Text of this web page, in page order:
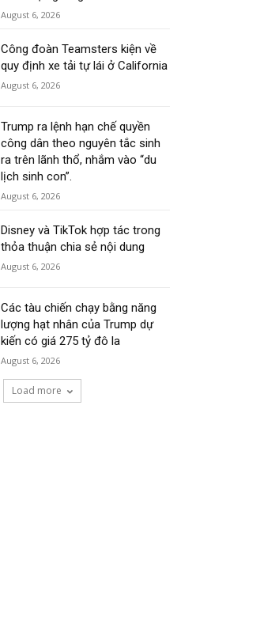
August 6, 2026
Công đoàn Teamsters kiện về
quy định xe tải tự lái ở California
August 6, 2026
Trump ra lệnh hạn chế quyền
công dân theo nguyên tắc sinh
ra trên lãnh thổ, nhắm vào “du
lịch sinh con”.
August 6, 2026
Disney và TikTok hợp tác trong
thỏa thuận chia sẻ nội dung
August 6, 2026
Các tàu chiến chạy bằng năng
lượng hạt nhân của Trump dự
kiến có giá 275 tỷ đô la
August 6, 2026
Load more